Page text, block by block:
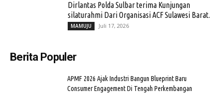
Dirlantas Polda Sulbar terima Kunjungan
silaturahmi Dari Organisasi ACF Sulawesi Barat.
MAMUJU Juli 17, 2026
Berita Populer
APMF 2026 Ajak Industri Bangun Blueprint Baru
Consumer Engagement Di Tengah Perkembangan